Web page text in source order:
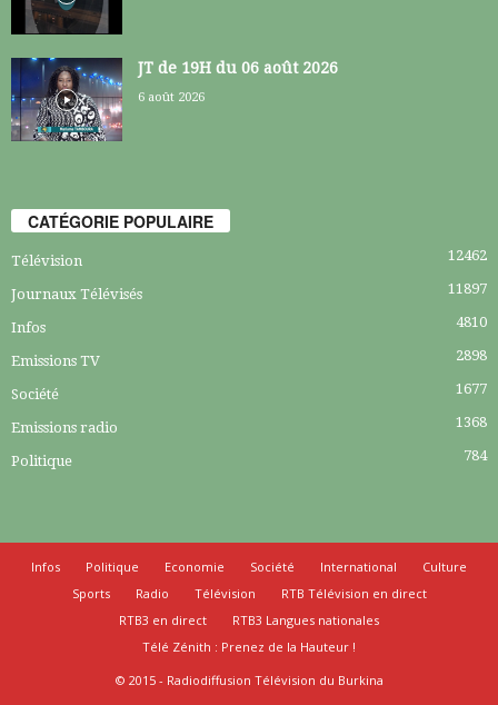
JT de 19H du 06 août 2026
6 août 2026
CATÉGORIE POPULAIRE
Télévision 12462
Journaux Télévisés 11897
Infos 4810
Emissions TV 2898
Société 1677
Emissions radio 1368
Politique 784
Infos Politique Economie Société International
Culture
Sports
Radio Télévision
RTB Télévision en direct
RTB3 en direct
RTB3 Langues nationales
Télé Zénith : Prenez de la Hauteur !
© 2015 - Radiodiffusion Télévision du Burkina